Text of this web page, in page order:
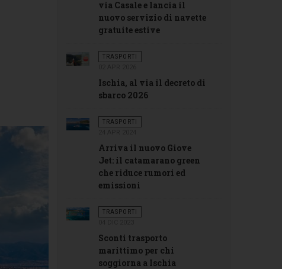
via Casale e lancia il
nuovo servizio di navette
gratuite estive
TRASPORTI
Ischia, al via il decreto di
sbarco 2026
TRASPORTI
Arriva il nuovo Giove
Jet: il catamarano green
che riduce rumori ed
emissioni
TRASPORTI
Sconti trasporto
marittimo per chi
soggiorna a Ischia